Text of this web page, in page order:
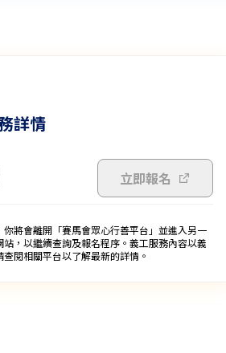
詳情
立即報名
你將會離開「賽馬會眾心行善平台」並進入另一
，以繼續查詢及報名程序。義工服務內容以義
閱相關平台以了解最新的詳情。